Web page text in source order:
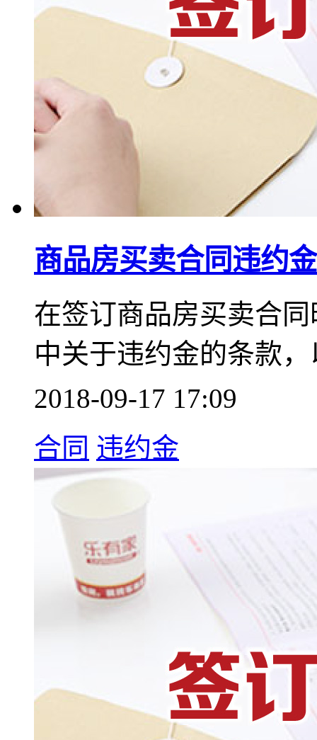
商品房买卖合同违约
在签订商品房买卖合
中关于违约金的条款
2018-09-17 17:09
合同 违约金